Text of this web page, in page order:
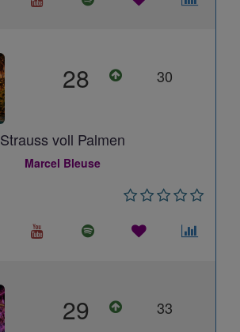
28 30
Strauss voll Palmen
Marcel Bleuse
29 33